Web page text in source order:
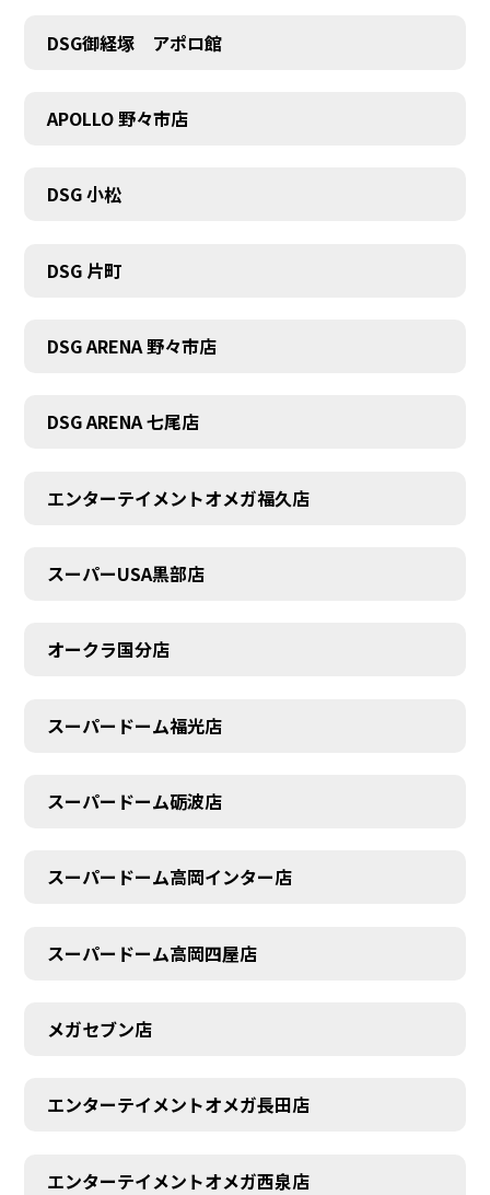
DSG御経塚 アポロ館
APOLLO 野々市店
DSG 小松
DSG 片町
DSG ARENA 野々市店
DSG ARENA 七尾店
エンターテイメントオメガ福久店
スーパーUSA黒部店
オークラ国分店
スーパードーム福光店
スーパードーム砺波店
スーパードーム高岡インター店
スーパードーム高岡四屋店
メガセブン店
エンターテイメントオメガ長田店
エンターテイメントオメガ西泉店